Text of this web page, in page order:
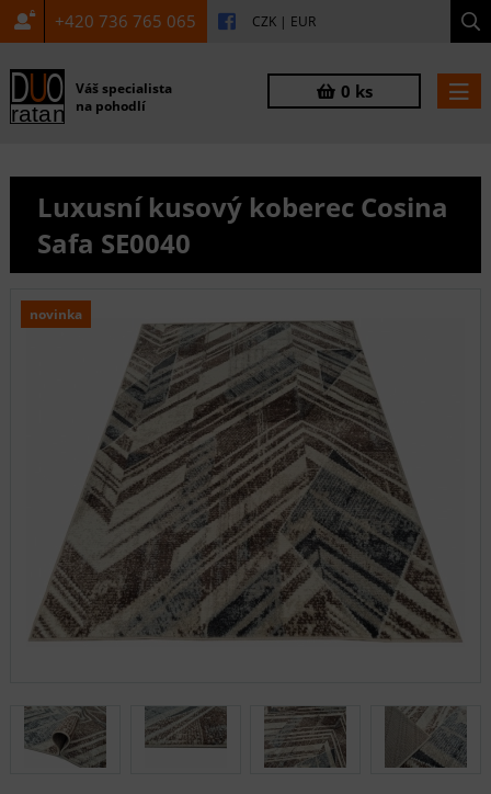
+420 736 765 065 CZK | EUR
Váš specialista
na pohodlí
0 ks
Luxusní kusový koberec Cosina
Safa SE0040
novinka